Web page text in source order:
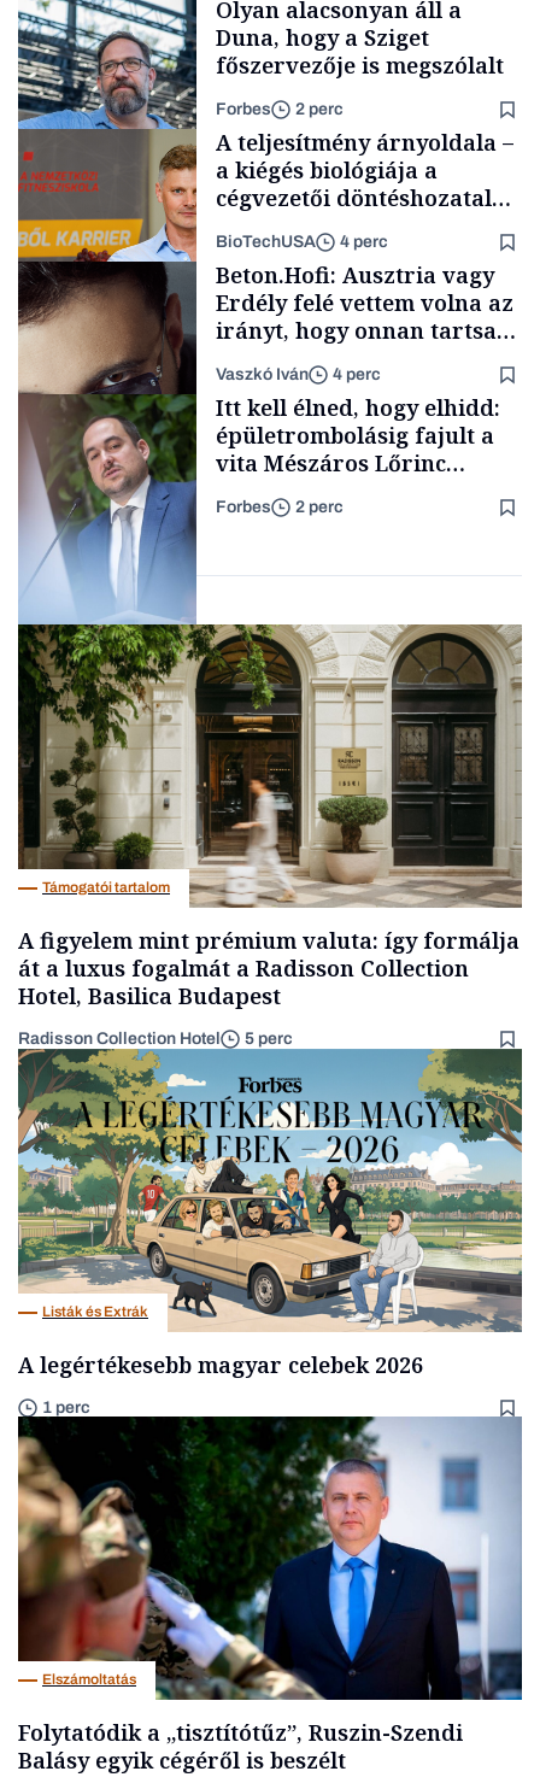
Társadalom
Olyan alacsonyan áll a
Duna, hogy a Sziget
főszervezője is megszólalt
Forbes 2 perc
Content Lab HUB
A teljesítmény árnyoldala –
a kiégés biológiája a
cégvezetői döntéshozatal
BioTechUSA 4 perc
Forbes-sztori
Beton.Hofi: Ausztria vagy
Erdély felé vettem volna az
irányt, hogy onnan tartsam
zenét
Vaszkó Iván 4 perc
Magyar cégek
Itt kell élned, hogy elhidd:
épületrombolásig fajult a
vita Mészáros Lőrinc
bíróság előtt az ügy
Forbes 2 perc
Támogatói tartalom
A figyelem mint prémium valuta: így formálja
át a luxus fogalmát a Radisson Collection
Hotel, Basilica Budapest
Radisson Collection Hotel 5 perc
Listák és Extrák
A legértékesebb magyar celebek 2026
1 perc
Elszámoltatás
Folytatódik a „tisztítótűz”, Ruszin-Szendi
Balásy egyik cégéről is beszélt